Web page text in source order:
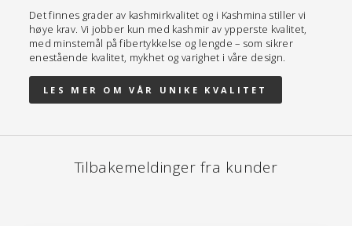
Det finnes grader av kashmirkvalitet og i Kashmina stiller vi
høye krav. Vi jobber kun med kashmir av ypperste kvalitet,
med minstemål på fibertykkelse og lengde – som sikrer
enestående kvalitet, mykhet og varighet i våre design.
LES MER OM VÅR UNIKE KVALITET
Tilbakemeldinger fra kunder